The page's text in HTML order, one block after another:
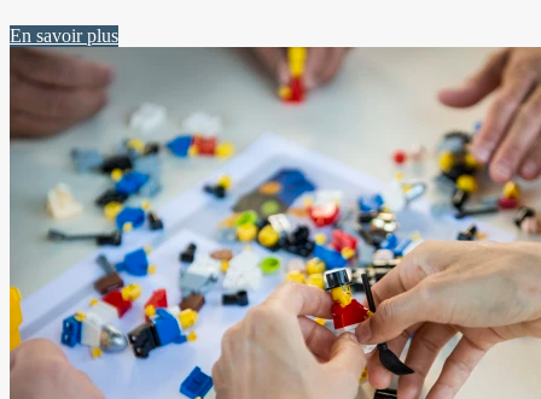
En savoir plus